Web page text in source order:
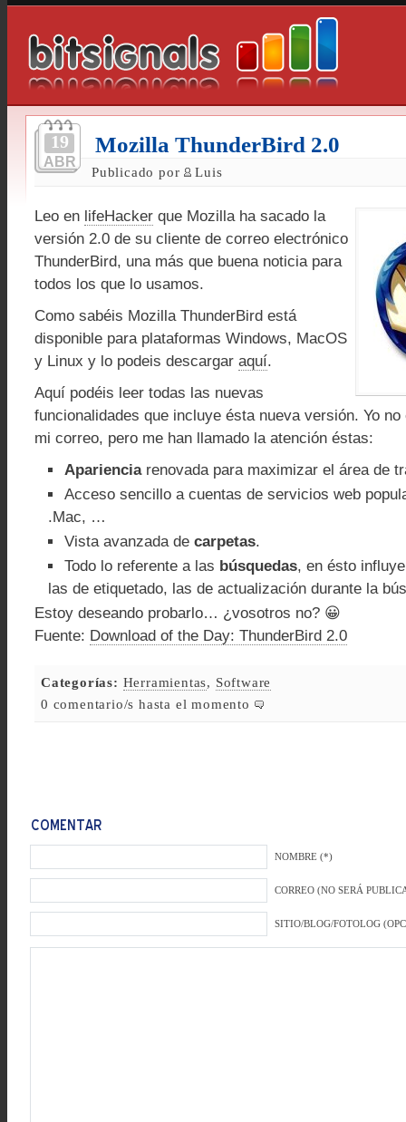
19
ABR
Mozilla ThunderBird 2.0
Publicado por Luis
Leo en lifeHacker que Mozilla ha sacado la
versión 2.0 de su cliente de correo electrónico
ThunderBird, una más que buena noticia para
todos los que lo usamos.
Como sabéis Mozilla ThunderBird está
disponible para plataformas Windows, MacOS
y Linux y lo podeis descargar aquí.
Aquí podéis leer todas las nuevas
funcionalidades que incluye ésta nueva versión. Yo
mi correo, pero me han llamado la atención éstas:
Aparienciarenovada para maximizar el área de
Acceso sencillo a cuentas de servicios web
.Mac, …
Vista avanzada de carpetas.
Todo lo referente a las búsquedas, en ésto
las de etiquetado, las de actualización durante la
Estoy deseando probarlo… ¿vosotros no? 😀
Fuente: Download of the Day: ThunderBird 2.0
Categorías: Herramientas, Software
0 comentario/s hasta el momento
NOMBRE (*)
CORREO (NO SERÁ
SITIO/BLOG/FOTOLOG